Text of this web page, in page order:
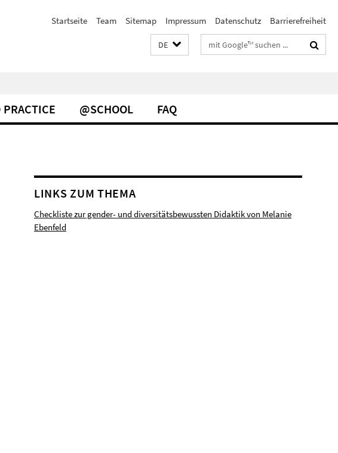
Startseite Team Sitemap Impressum Datenschutz Barrierefreiheit
DE Suchbegriffe
PRACTICE @SCHOOL FAQ
LINKS ZUM THEMA
Checkliste zur gender- und diversitätsbewussten Didaktik von Melanie
Ebenfeld